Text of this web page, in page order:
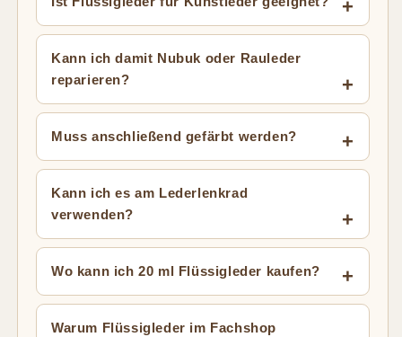
Kann ich damit Nubuk oder Rauleder
reparieren?
Muss anschließend gefärbt werden?
Kann ich es am Lederlenkrad
verwenden?
Wo kann ich 20 ml Flüssigleder kaufen?
Warum Flüssigleder im Fachshop